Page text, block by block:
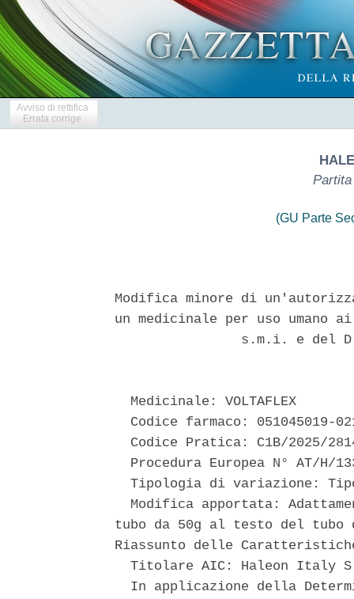
Avviso di rettifica
Errata corrige
Partita
(GU Parte
Modifica minore di
un medicinale per uso umano
s.m.i. e del
  Medicinale: VOLTAFLEX
Codice farmaco: 051045019-
Codice Pratica: C1B/2025/
Procedura Europea N° AT/H/
Tipologia di variazione:
Modifica apportata:
tubo da 50g al testo del
Riassunto delle
Titolare AIC: Haleon Italy
In applicazione della